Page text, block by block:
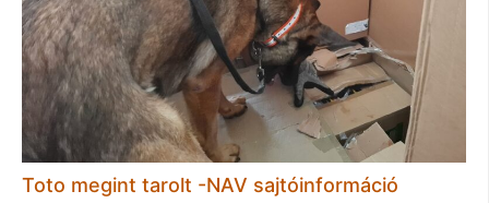
Toto megint tarolt -NAV sajtóinformáció